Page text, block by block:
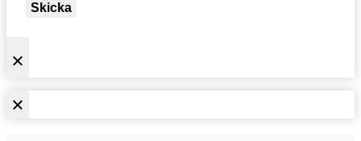
Skicka